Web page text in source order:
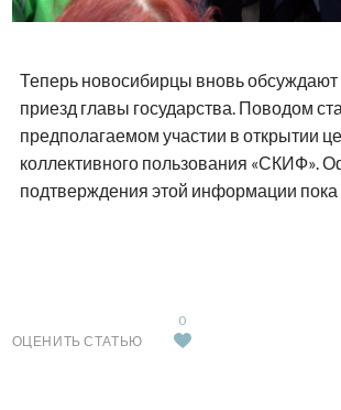
заменили старые бордюры и уложили
Кроме того, на территории обновили
заасфальтировали отдельные участки и
газоны.
четыре года.